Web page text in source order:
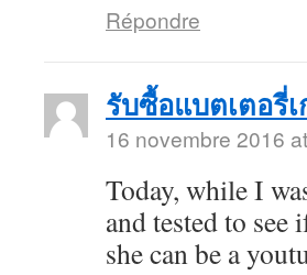
Répondre
รับซื้อแบตเตอรี่
16 novembre 2016
Today, while I
and tested to
she can be a